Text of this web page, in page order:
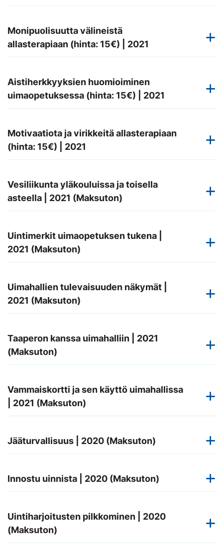
Monipuolisuutta välineistä
allasterapiaan (hinta: 15€) | 2021
Aistiherkkyyksien huomioiminen
uimaopetuksessa (hinta: 15€) | 2021
Motivaatiota ja virikkeitä allasterapiaan
(hinta: 15€) | 2021
Vesiliikunta yläkouluissa ja toisella
asteella | 2021 (Maksuton)
Uintimerkit uimaopetuksen tukena |
2021 (Maksuton)
Uimahallien tulevaisuuden näkymät |
2021 (Maksuton)
Taaperon kanssa uimahalliin | 2021
(Maksuton)
Vammaiskortti ja sen käyttö uimahallissa
| 2021 (Maksuton)
Jääturvallisuus | 2020 (Maksuton)
Innostu uinnista | 2020 (Maksuton)
Uintiharjoitusten pilkkominen | 2020
(Maksuton)